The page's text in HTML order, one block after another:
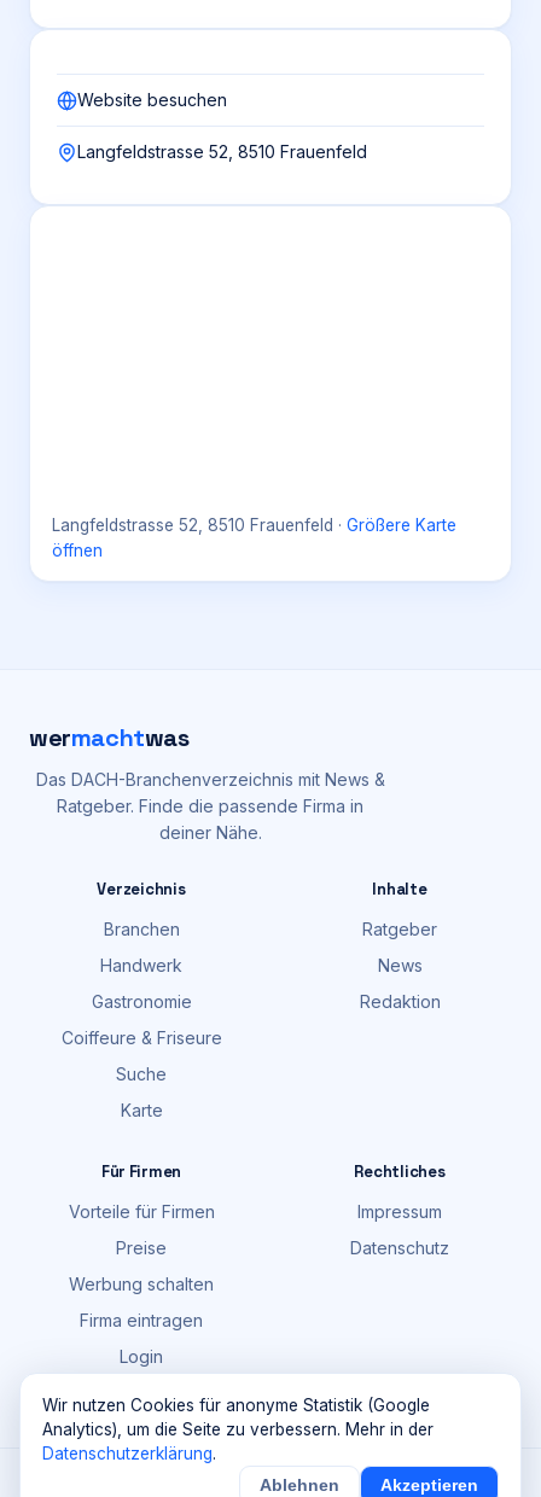
Website besuchen
Langfeldstrasse 52, 8510 Frauenfeld
Langfeldstrasse 52, 8510 Frauenfeld · Größere Karte
öffnen
wermachtwas
Das DACH-Branchenverzeichnis mit News &
Ratgeber. Finde die passende Firma in
deiner Nähe.
Verzeichnis
Branchen
Handwerk
Gastronomie
Coiffeure & Friseure
Suche
Karte
Inhalte
Ratgeber
News
Redaktion
Für Firmen
Vorteile für Firmen
Preise
Werbung schalten
Firma eintragen
Login
Rechtliches
Impressum
Datenschutz
Maik Möhring Media · Ermatingen
Details Sichern ×
Wir nutzen Cookies für anonyme Statistik (Google
Analytics), um die Seite zu verbessern. Mehr in der
Datenschutzerklärung.
Ablehnen Akzeptieren